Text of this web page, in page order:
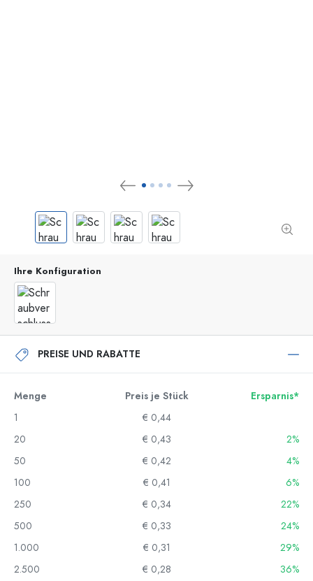
Ihre Konfiguration
PREISE UND RABATTE
Menge Preis je Stück
Ersparnis*
1
€ 0,44
20
€ 0,43
2%
50
€ 0,42
4%
100
€ 0,41
6%
250
€ 0,34
22%
500
€ 0,33
24%
1.000
€ 0,31
29%
2.500
€ 0,28 36%